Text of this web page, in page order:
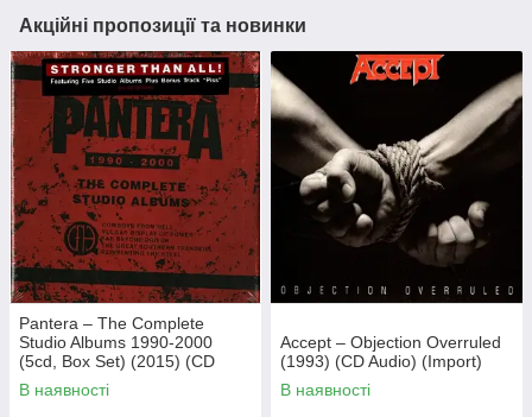
Акційні пропозиції та новинки
Pantera – The Complete
Studio Albums 1990-2000
(5cd, Box Set) (2015) (CD
Audio) (Import)
В наявності
Accept – Objection Overruled
(1993) (CD Audio) (Import)
В наявності